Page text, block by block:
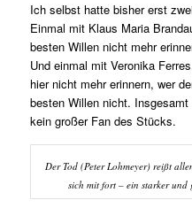
Ich selbst hatte bisher erst
Einmal mit Klaus Maria
besten Willen nicht mehr
Und einmal mit Veronika
hier nicht mehr erinnern, wer
besten Willen nicht.
kein großer Fan des Stücks.
Der Tod (Peter Lohmeyer) reißt
sich mit fort – ein starker und